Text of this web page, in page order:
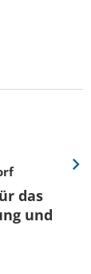
das
und
Eine